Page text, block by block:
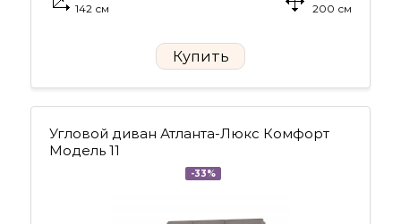
142 см
200 см
Купить
Угловой диван Атланта-Люкс Комфорт
Модель 11
-33%